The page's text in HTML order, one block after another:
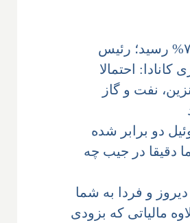
تورم کانادا به ۷.۷% رسید؛ رئیس
احتمالا
نفت و گاز
دو برابر شده
در جیب چه
دیروز و فردا به شما
مالیاتی که بزودی